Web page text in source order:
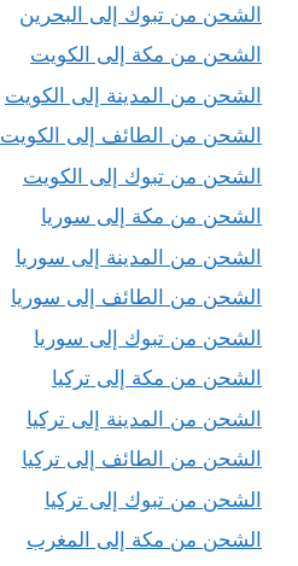
الشحن من تبوك إلى البحرين
الشحن من مكة إلى الكويت
الشحن من المدينة إلى الكويت
الشحن من الطائف إلى الكويت
الشحن من تبوك إلى الكويت
الشحن من مكة إلى سوريا
الشحن من المدينة إلى سوريا
الشحن من الطائف إلى سوريا
الشحن من تبوك إلى سوريا
الشحن من مكة إلى تركيا
الشحن من المدينة إلى تركيا
الشحن من الطائف إلى تركيا
الشحن من تبوك إلى تركيا
الشحن من مكة إلى المغرب